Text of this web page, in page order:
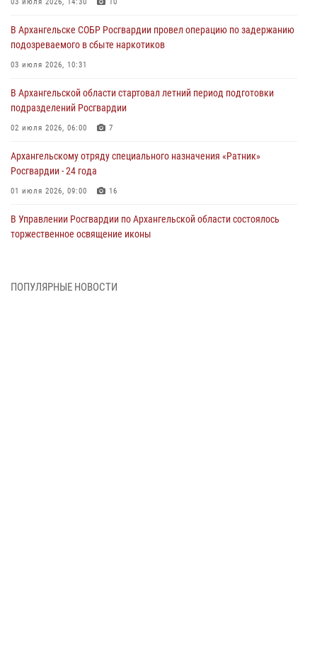
В Архангельске СОБР Росгвардии провел операцию по задержанию
подозреваемого в сбыте наркотиков
03 июля 2026, 10:31
В Архангельской области стартовал летний период подготовки
подразделений Росгвардии
02 июля 2026, 06:00 7
Архангельскому отряду специального назначения «Ратник»
Росгвардии - 24 года
01 июля 2026, 09:00 16
В Управлении Росгвардии по Архангельской области состоялось
торжественное освящение иконы
Военнослужащие по призыву из Архангельской области приняли
ПОПУЛЯРНЫЕ НОВОСТИ